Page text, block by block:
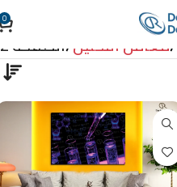
0
معامل التحليل الصفحة 2